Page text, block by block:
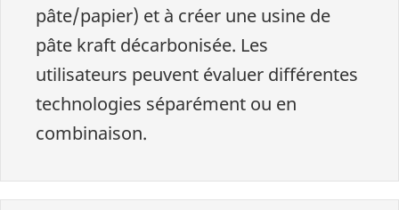
pâte/papier) et à créer une usine de
pâte kraft décarbonisée. Les
utilisateurs peuvent évaluer différentes
technologies séparément ou en
combinaison.